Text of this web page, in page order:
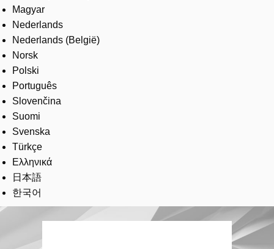
Magyar
Nederlands
Nederlands (België)
Norsk
Polski
Português
Slovenčina
Suomi
Svenska
Türkçe
Ελληνικά
日本語
한국어